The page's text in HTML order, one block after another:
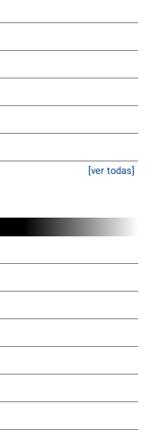
[ver todas]